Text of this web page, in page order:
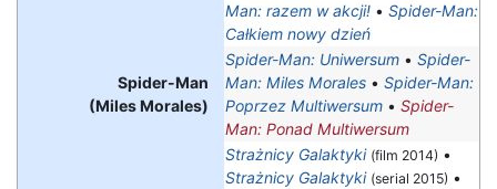
Man: razem w akcji! • Spider-Man:
Całkiem nowy dzień
Spider-Man
(Miles Morales)
Spider-Man: Uniwersum • Spider-
Man: Miles Morales • Spider-Man:
Poprzez Multiwersum • Spider-
Man: Ponad Multiwersum
Strażnicy Galaktyki (film 2014) •
Strażnicy Galaktyki (serial 2015) •